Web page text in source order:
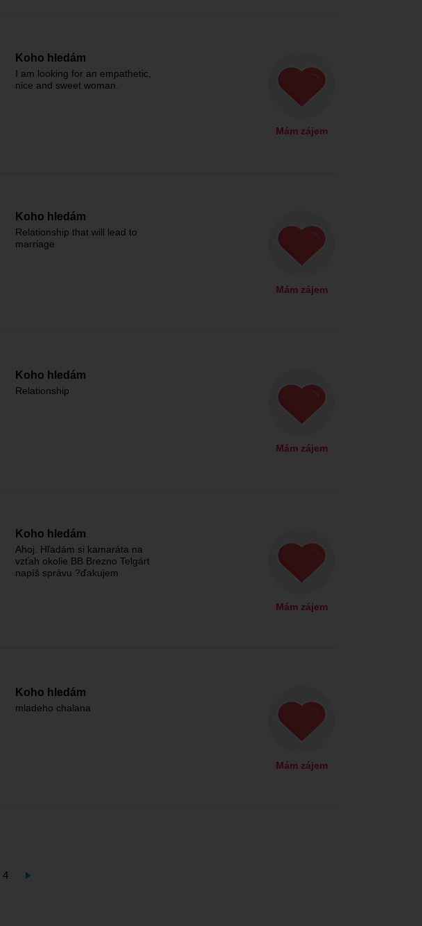
Koho hledám
I am looking for an empathetic,
nice and sweet woman.
Mám zájem
Koho hledám
Relationship that will lead to
marriage
Mám zájem
Koho hledám
Relationship
Mám zájem
Koho hledám
Ahoj. Hľadám si kamaráta na
vzťah okolie BB Brezno Telgárt
napíš správu ?ďakujem
Mám zájem
Koho hledám
mladeho chalana
Mám zájem
4